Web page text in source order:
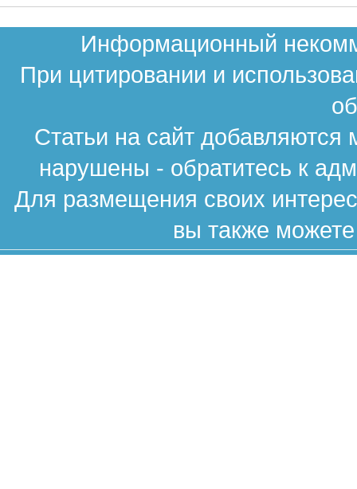
Информационный
При цитировании и
Статьи на сайт
нарушены - обратитесь к
Для размещения своих
вы также